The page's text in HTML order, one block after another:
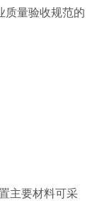
质量验收规范的
主要材料可采